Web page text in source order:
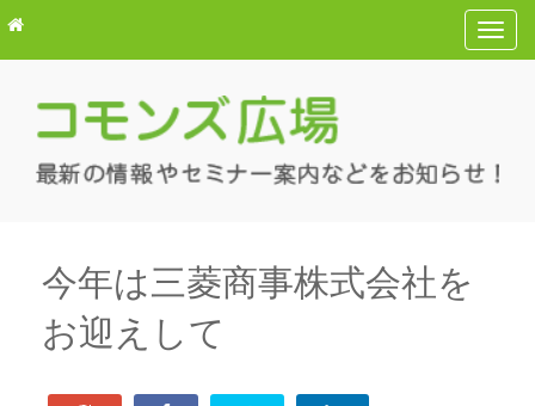
T
o
e
今年は三菱商事株式会社を
お迎えして